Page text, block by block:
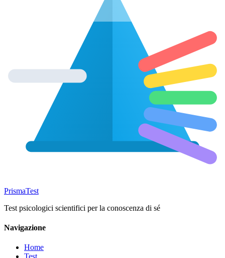
PrismaTest
Test psicologici scientifici per la conoscenza di sé
Navigazione
Home